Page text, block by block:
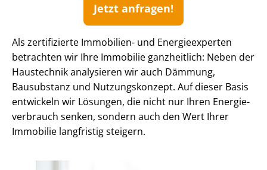
Jetzt anfragen!
Als zertifizierte Immobilien- und Energieexperten
betrachten wir Ihre Immobilie ganzheitlich: Neben der
Haustechnik analysieren wir auch Dämmung,
Bausubstanz und Nutzungskonzept. Auf dieser Basis
entwickeln wir Lösungen, die nicht nur Ihren En­er­gie­
ver­brauch senken, sondern auch den Wert Ihrer
Immobilie langfristig steigern.